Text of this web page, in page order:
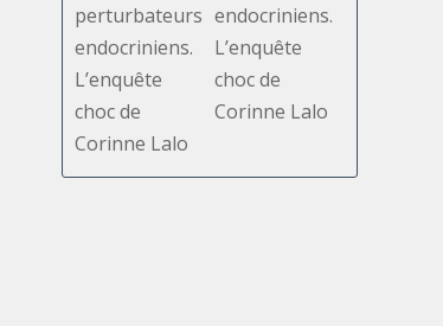
endocriniens.
L’enquête
choc de
Corinne Lalo